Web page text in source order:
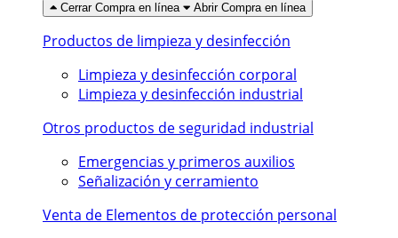
Cerrar Compra en línea Abrir Compra en línea
Productos de limpieza y desinfección
Limpieza y desinfección corporal
Limpieza y desinfección industrial
Otros productos de seguridad industrial
Emergencias y primeros auxilios
Señalización y cerramiento
Venta de Elementos de protección personal